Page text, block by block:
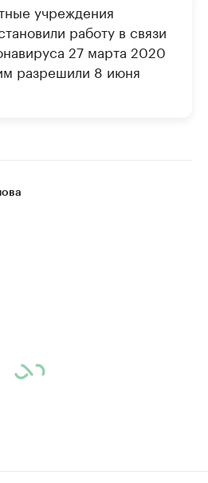
учреждения
работу в связи
27 марта 2020
разрешили 8 июня